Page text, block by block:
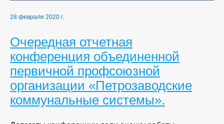
28 февраля 2020 г.
Очередная отчетная
конференция объединенной
первичной профсоюзной
организации «Петрозаводские
коммунальные системы».